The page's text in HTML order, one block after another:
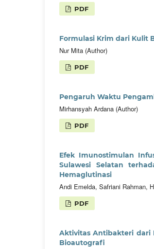
PDF
Formulasi Krim dari Kulit
Nur Mita (Author)
PDF
Pengaruh Waktu
Mirhansyah Ardana (Author)
PDF
Efek Imunostimulan
Sulawesi Selatan
Hemaglutinasi
Andi Emelda, Safriani Rahman,
PDF
Aktivitas Antibakteri dari
Bioautografi